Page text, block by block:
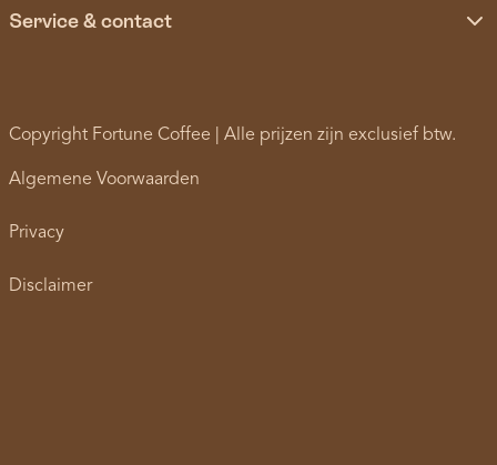
Service & contact
Copyright Fortune Coffee | Alle prijzen zijn exclusief btw.
Algemene Voorwaarden
Privacy
Disclaimer